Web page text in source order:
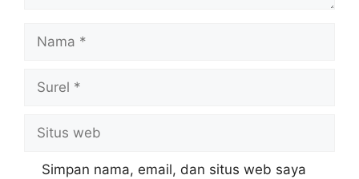
Nama
Surel
Situs
web
Simpan nama, email, dan situs web saya